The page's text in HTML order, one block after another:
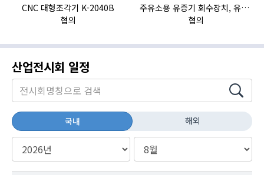
CNC 대형조각기 K-2040B
협의
주유소용 유증기 회수장치, 유증기 회수장치, 방폭형, 방폭형 유증기 회수장치
협의
산업전시회 일정
국내 해외